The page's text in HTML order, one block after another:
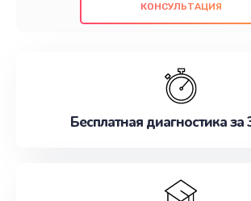
проведенных работ. Наша цель -
наилучшим образом. Не медлите
КОНСУЛЬТАЦИЯ
Бесплатная диагностика за